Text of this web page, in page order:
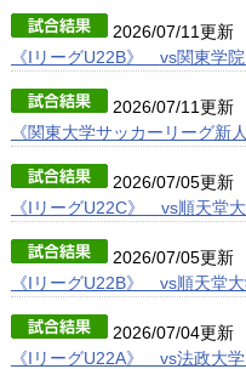
2026/07/11更新
《IリーグU22B》 vs関東学
2026/07/11更新
《関東大学サッカーリーグ
2026/07/05更新
《IリーグU22C》 vs順天堂
2026/07/05更新
《IリーグU22B》 vs順天堂
2026/07/04更新
《IリーグU22A》 vs法政大